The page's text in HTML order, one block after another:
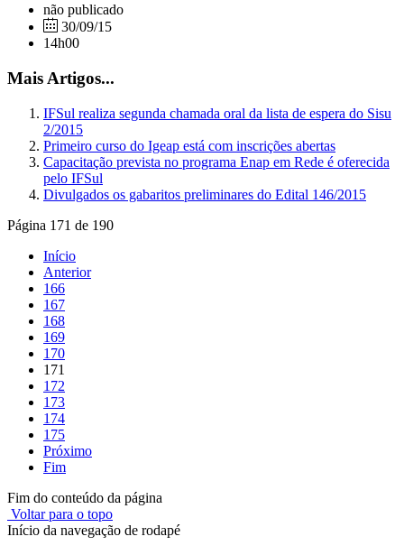
não publicado
30/09/15
14h00
Mais Artigos...
IFSul realiza segunda chamada oral da lista de espera do Sisu
2/2015
Primeiro curso do Igeap está com inscrições abertas
Capacitação prevista no programa Enap em Rede é oferecida
pelo IFSul
Divulgados os gabaritos preliminares do Edital 146/2015
Página 171 de 190
Início
Anterior
166
167
168
169
170
171
172
173
174
175
Próximo
Fim
Fim do conteúdo da página
Voltar para o topo
Início da navegação de rodapé